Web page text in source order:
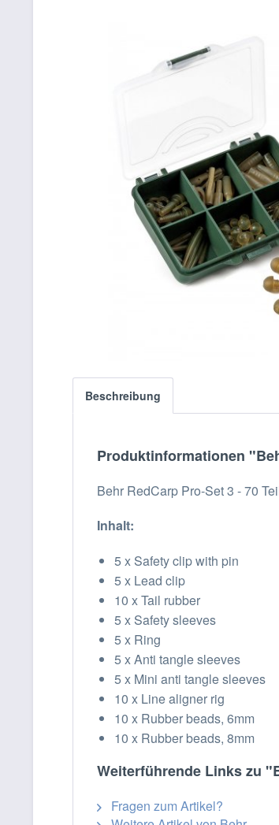
Beschreibung
Produktinformationen
Behr RedCarp Pro-Set 3 - 70
Inhalt:
5 x Safety clip with pin
5 x Lead clip
10 x Tail rubber
5 x Safety sleeves
5 x Ring
5 x Anti tangle sleeves
5 x Mini anti tangle sleeves
10 x Line aligner rig
10 x Rubber beads, 6mm
10 x Rubber beads, 8mm
Weiterführende Links zu
Fragen zum Artikel?